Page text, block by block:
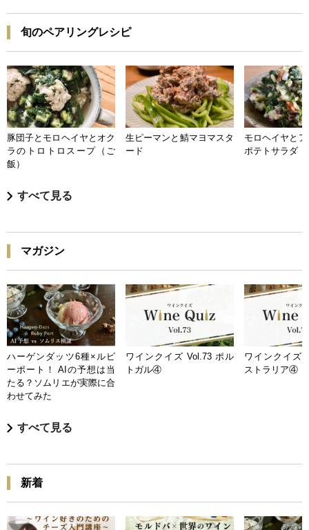
旬のペアリングレシピ
豚団子とモロヘイヤとオク
ラのトロトロスープ（ご
飯）
生ピーマンと鯖マヨマスタ
ード
モロヘイヤと
ポテトサラダ
すべて見る
マガジン
ハーゲンダッツ6種×ルビ
ーポート！ AIの予想は当
たる？ソムリエが実際に合
わせてみた
ワインクイズ Vol.73 ポル
トガル④
ワインクイズ
ストラリア④
すべて見る
新着